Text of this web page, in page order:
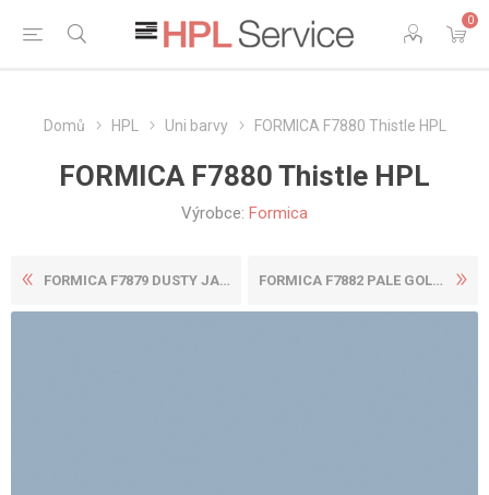
0
Domů HPL Uni barvy FORMICA F7880 Thistle HPL
FORMICA F7880 Thistle HPL
Výrobce: Formica
FORMICA F7879 DUSTY JADE HP... FORMICA F7882 PALE GOLD HPL